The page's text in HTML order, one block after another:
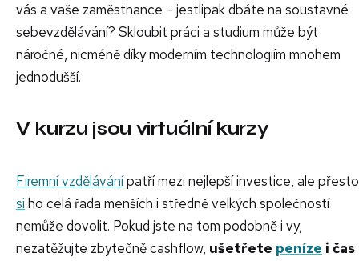
vás a vaše zaměstnance – jestlipak dbáte na soustavné
sebevzdělávání? Skloubit práci a studium může být
náročné, nicméně díky moderním technologiím mnohem
jednodušší.
V kurzu jsou virtuální kurzy
Firemní vzdělávánípatří mezi nejlepší investice, ale přesto
si ho celá řada menších i středně velkých společností
nemůže dovolit. Pokud jste na tom podobně i vy,
nezatěžujte zbytečně cashflow, ušetřete peníze i čas